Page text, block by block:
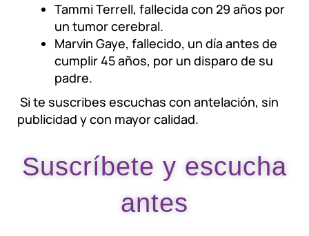
Tammi Terrell, fallecida con 29 años por
un tumor cerebral.
Marvin Gaye, fallecido, un día antes de
cumplir 45 años, por un disparo de su
padre.
Si te suscribes escuchas con antelación, sin
publicidad y con mayor calidad.
Suscríbete y escucha
antes